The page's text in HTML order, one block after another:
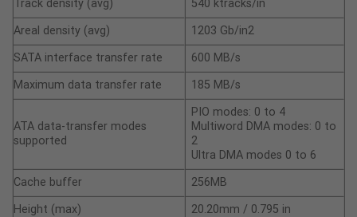
Track density (avg)
540 ktracks/in
Areal density (avg)
1203 Gb/in2
SATA interface transfer rate
600 MB/s
Maximum data transfer rate
185 MB/s
ATA data-transfer modes
supported
PIO modes: 0 to 4
Multiword DMA modes: 0 to
2
Ultra DMA modes 0 to 6
Cache buffer
256MB
Height (max)
20.20mm / 0.795 in